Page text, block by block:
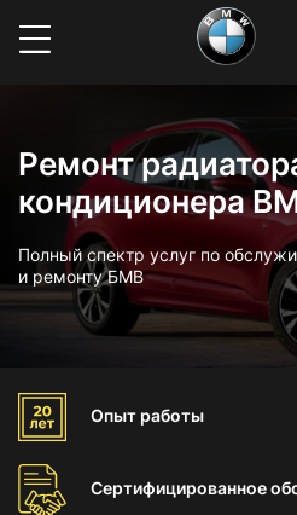
Ремонт
кондиционера
Полный спектр услуг по
и ремонту БМВ
Опыт работы
Сертифицированное